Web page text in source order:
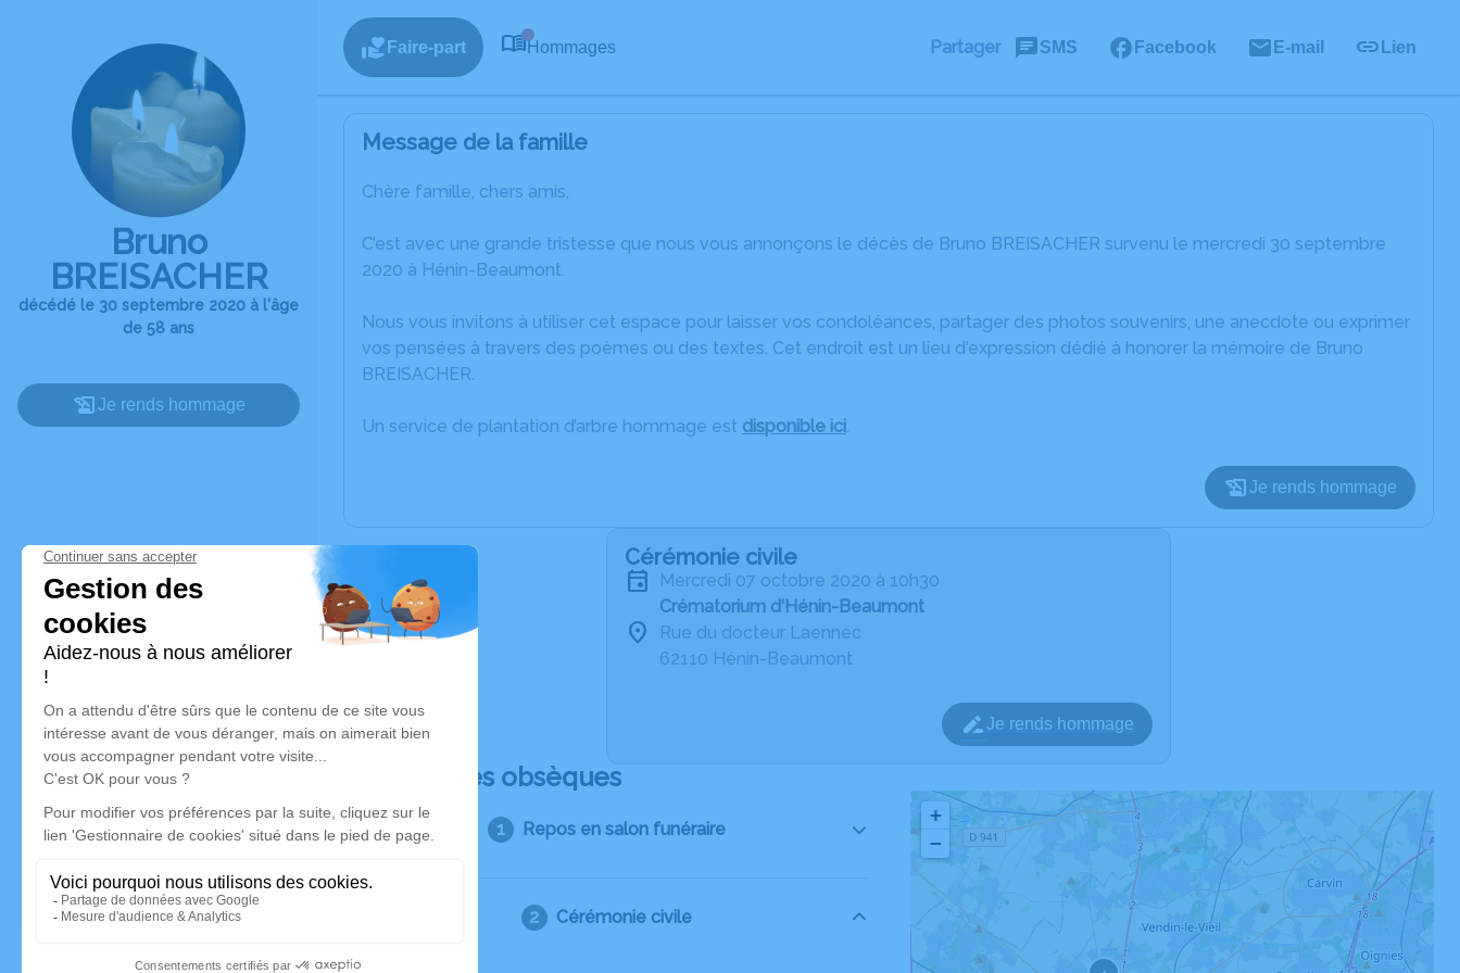
Bruno
BREISACHER
décédé le 30 septembre 2020 à l'âge
de 58 ans
Je rends hommage
Faire-part Hommages Partager SMS Facebook E-mail Lien
Message de la famille
Chère famille, chers amis,
C’est avec une grande tristesse que nous vous annonçons le décès de Bruno BREISACHER survenu le mercredi 30 septembre
2020 à Hénin-Beaumont.
Nous vous invitons à utiliser cet espace pour laisser vos condoléances, partager des photos souvenirs, une anecdote ou exprimer
vos pensées à travers des poèmes ou des textes. Cet endroit est un lieu d'expression dédié à honorer la mémoire de Bruno
BREISACHER.
Un service de plantation d’arbre hommage est disponible ici.
Je rends hommage
Cérémonie civile
mercredi 07 octobre 2020 à 10h30
Crématorium d'Hénin-Beaumont
Rue du docteur Laennec
62110 Hénin-Beaumont
Je rends hommage
Déroulé des obsèques
Repos en salon funéraire
Cérémonie civile
+
−